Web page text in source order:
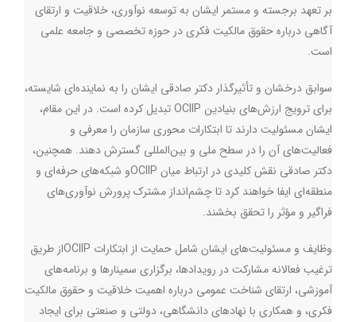
بر تعهد برجسته و مستمر ایشان به توسعه نوآوری، خلاقیت و ارتقای
آگاهی درباره حقوق مالکیت فکری در حوزه تخصصی و جامعه علمی
است.
سوابق درخشان و تأثیرگذار دکتر صادقی ایشان را به نماینده‌ای شایسته،
برای ترویج ارزش‌های بنیادین OCIIPتبدیل کرده است. در این مقام،
ایشان مسئولیت دارند تا ابتکارات محوری سازمان را معرفی و
فعالیت‌های آن را در سطح ملی و بین‌المللی گسترش دهند. همچنین،
دکتر صادقی نقش کلیدی در ارتباط میان OCIIPو شبکه‌های حرفه‌ای و
منطقه‌ای ایفا خواهند کرد تا چشم‌انداز مشترک پرورش نوآوری‌های
فراگیر و مؤثر را تحقق بخشند.
وظایف و مسئولیت‌های ایشان شامل حمایت از ابتکارات OCIIPاز طریق
ترغیب فعالانه مشارکت در رویدادها، برگزاری سمینارها و برنامه‌های
آموزشی، ارتقای شناخت عمومی درباره اهمیت خلاقیت و حقوق مالکیت
فکری، و همکاری با نهادهای دانشگاهی، دولتی و صنعتی برای ایجاد